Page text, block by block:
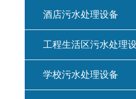
酒店污水处理设备
工程生活区污水处理
学校污水处理设备